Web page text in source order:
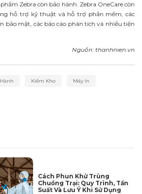
Zebra còn bảo hành. Zebra OneCare còn
hỗ trợ kỹ thuật và hỗ trợ phần mềm, các
bảo mật, các báo cáo phân tích và nhiều tiện
Nguồn: thanhnien.vn
Kiểm Kho Máy In
Cách Phun Khử Trùng
Chuồng Trại: Quy Trình, Tần
Suất Và Lưu Ý Khi Sử Dụng